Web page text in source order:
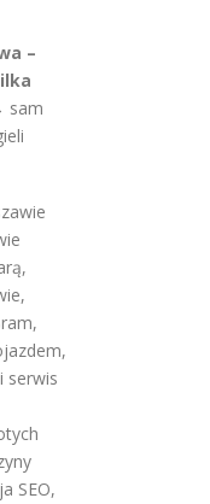
–
sam
,
,
,
,
serwis
SEO,